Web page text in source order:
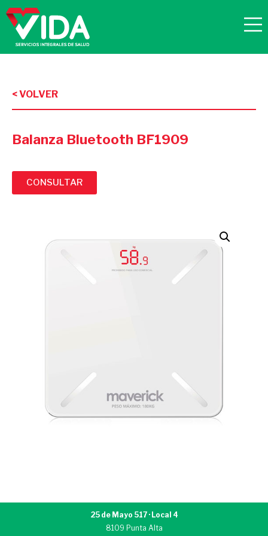
< VOLVER
Balanza Bluetooth BF1909
CONSULTAR
25 de Mayo 517 · Local 4
8109 Punta Alta